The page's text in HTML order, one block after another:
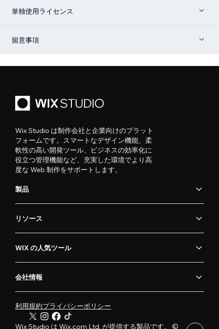
単独使用ライセンス
留意事項
Wix Studio は制作会社と企業向けのプラット
フォームです。スマートなデザイン機能、柔
軟性の高い開発ツール、ビジネスの効率化に
役立つ管理機能など、充実した環境でより高
度な Web 制作をサポートします。
製品
リソース
WIX の人気ツール
会社情報
利用規約プライバシーポリシー
Wix Studio は Wix.com Ltd. が提供する製品です。 ©